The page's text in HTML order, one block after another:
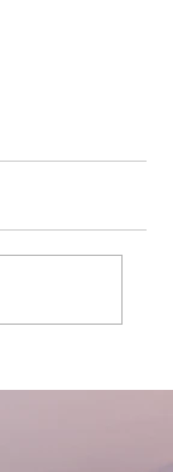
como
área